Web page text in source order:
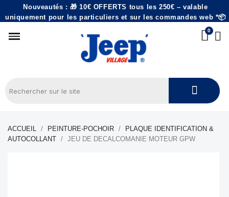
Nouveautés : 🎁 10€ OFFERTS tous les 250€ – valable
uniquement pour les particuliers et sur les commandes web *📦
ACCUEIL PEINTURE-POCHOIR
PLAQUE IDENTIFICATION &
AUTOCOLLANT
JEU DE DECALCOMANIE MOTEUR GPW